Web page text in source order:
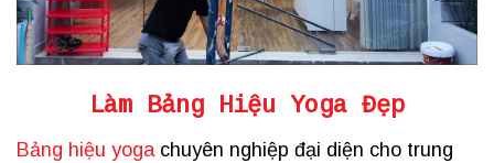
Làm Bảng Hiệu Yoga Đẹp
Bảng hiệu yoga chuyên nghiệp đại diện cho trung